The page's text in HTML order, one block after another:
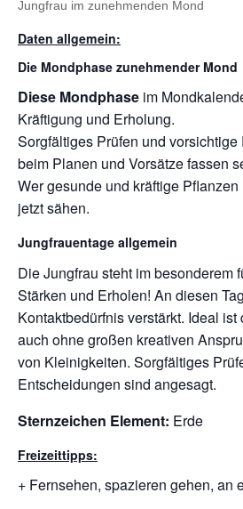
Daten allgemein:
Die Mondphase zunehmender Mond
Diese Mondphase im
Kräftigung und Erholung.
Sorgfältiges Prüfen und
beim Planen und Vorsätze fassen
Wer gesunde und kräftige
jetzt sähen.
Jungfrauentage allgemein
Die Jungfrau steht im besonderem
Stärken und Erholen! An diesen
Kontaktbedürfnis verstärkt. Ideal
auch ohne großen kreativen
von Kleinigkeiten. Sorgfältiges
Entscheidungen sind angesagt.
Sternzeichen Element: Erde
Freizeittipps:
+ Fernsehen, spazieren gehen, an